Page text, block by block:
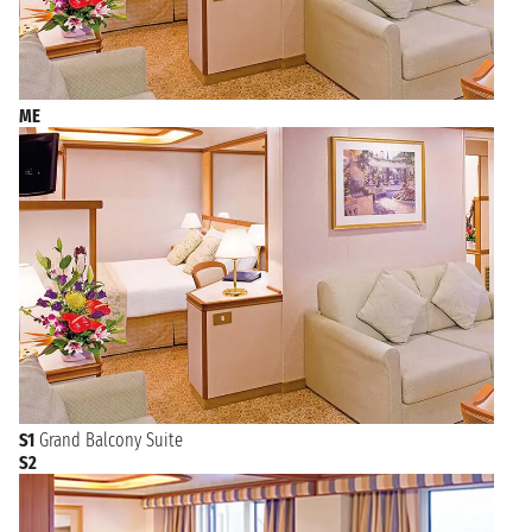
ME
S1 Grand Balcony Suite
S2